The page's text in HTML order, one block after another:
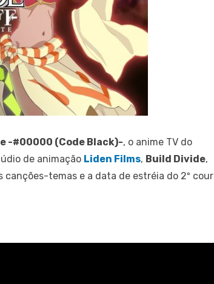
-#00000 (Code Black)-, o anime TV do
de animação Liden Films, Build Divide,
canções-temas e a data de estréia do 2º cour